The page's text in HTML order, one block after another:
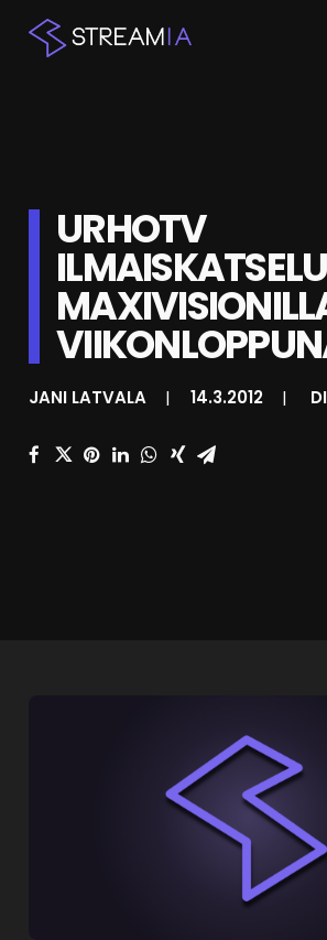
STREAMIT
KESKUSTELU
SHOP
HAKU
URHOTV
JANI LATVALA | 14.3.2012 |